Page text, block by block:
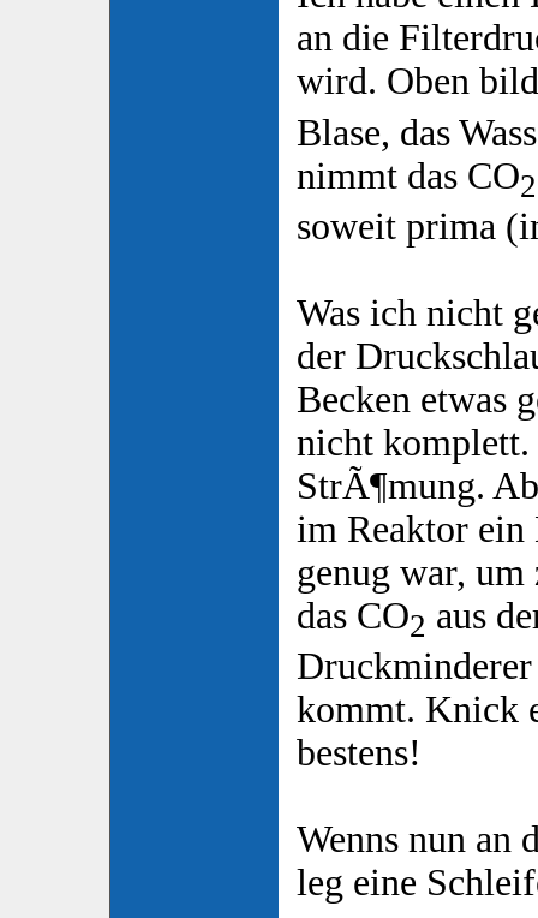
an die
wird. Oben
Blase, das
nimmt das CO2
soweit prima
Was ich nicht
der
Becken etwas
nicht
StrÃ¶mung.
im Reaktor
genug war, um
das CO2 aus
kommt. Knick
bestens!
Wenns nun an
leg eine